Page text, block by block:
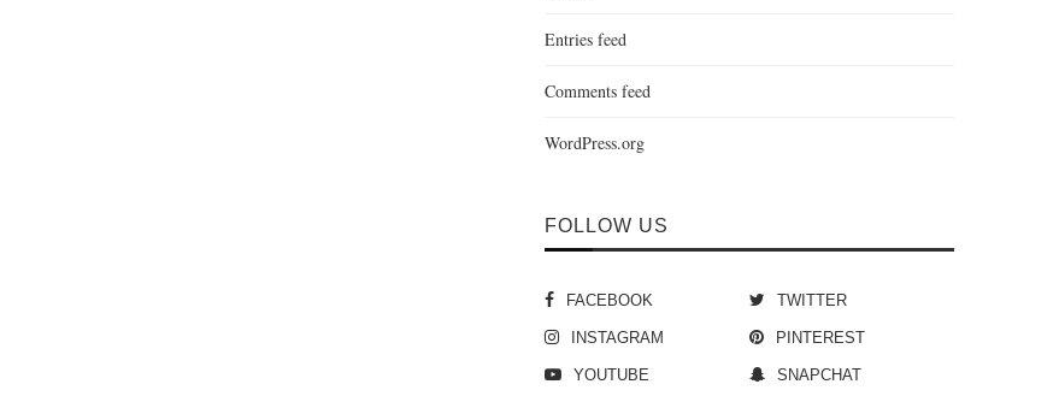
Entries feed
Comments feed
WordPress.org
FOLLOW US
FACEBOOK TWITTER
INSTAGRAM PINTEREST
YOUTUBE SNAPCHAT